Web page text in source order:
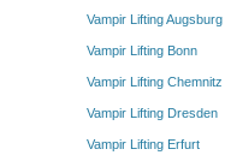
Vampir Lifting Augsburg
Vampir Lifting Bonn
Vampir Lifting Chemnitz
Vampir Lifting Dresden
Vampir Lifting Erfurt